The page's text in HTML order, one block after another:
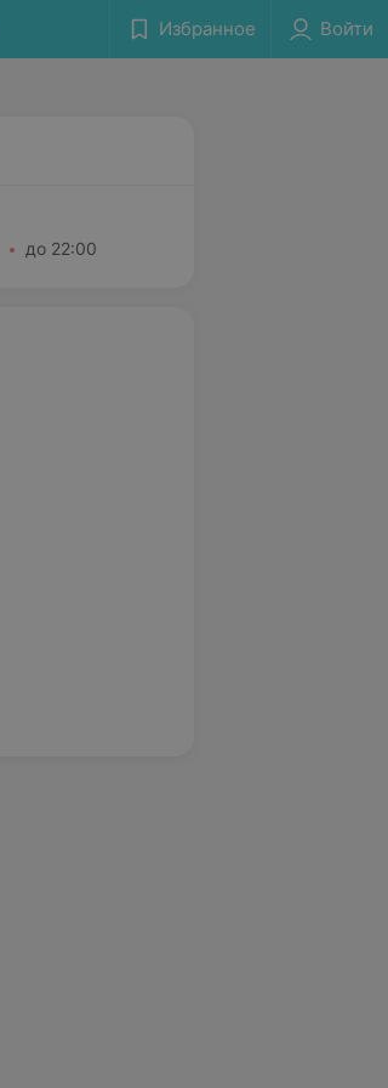
Избранное Войти
до 22:00